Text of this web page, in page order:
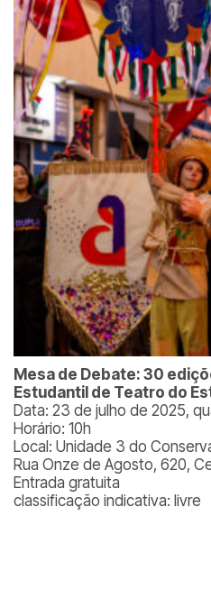
Mesa de Debate: 30
Estudantil de Teatro do
Data: 23 de julho de 2025,
Horário: 10h
Local: Unidade 3 do
Rua Onze de Agosto, 620,
Entrada gratuita
classificação indicativa: livre